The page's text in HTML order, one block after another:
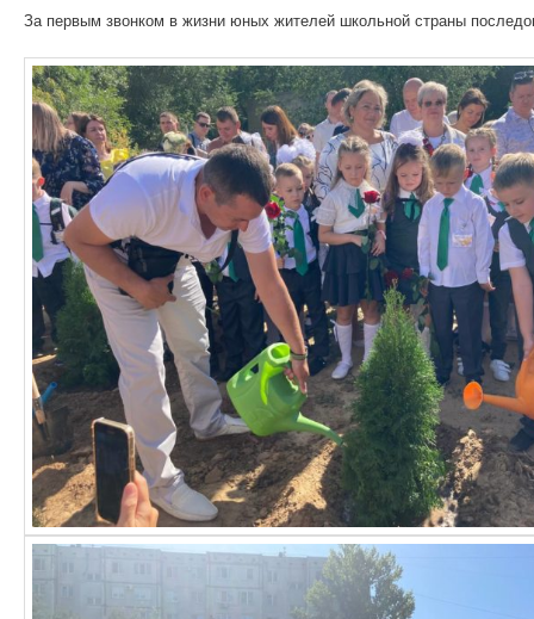
За первым звонком в жизни юных жителей школьной страны